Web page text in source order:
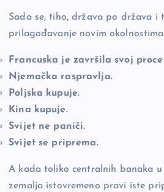
Sada se, tiho, država po država i
prilagođavanje novim
Francuska je završila svoj
Njemačka raspravlja.
Poljska kupuje.
Kina kupuje.
Svijet ne paniči.
Svijet se priprema.
A kada toliko centralnih banaka
zemalja istovremeno pravi iste